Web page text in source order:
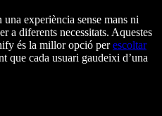
experiència sense mans ni
a diferents necessitats. Aquestes
és la millor opció perescoltar
que cada usuari gaudeixi d’una